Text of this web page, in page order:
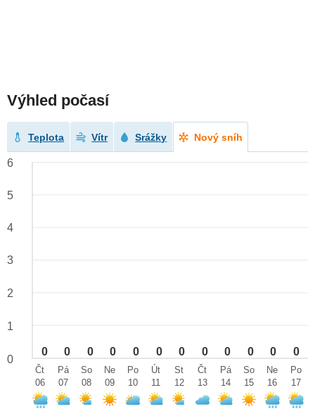
Výhled počasí
Teplota Vítr Srážky Nový sníh
0 0 0 0 0 0 0 0 0 0 0 0
6
5
4
3
2
1
0
Čt
06
Pá
07
So
08
Ne
09
Po
10
Út
11
St
12
Čt
13
Pá
14
So
15
Ne
16
Po
17